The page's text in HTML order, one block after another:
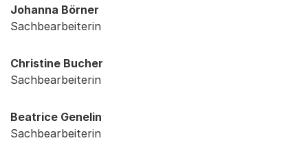
Johanna Börner
Sachbearbeiterin
Christine Bucher
Sachbearbeiterin
Beatrice Genelin
Sachbearbeiterin